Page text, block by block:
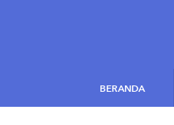
BERANDA